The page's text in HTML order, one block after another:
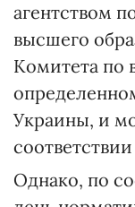
агентством
высшего
Комитета по
Украины, и
Однако, по